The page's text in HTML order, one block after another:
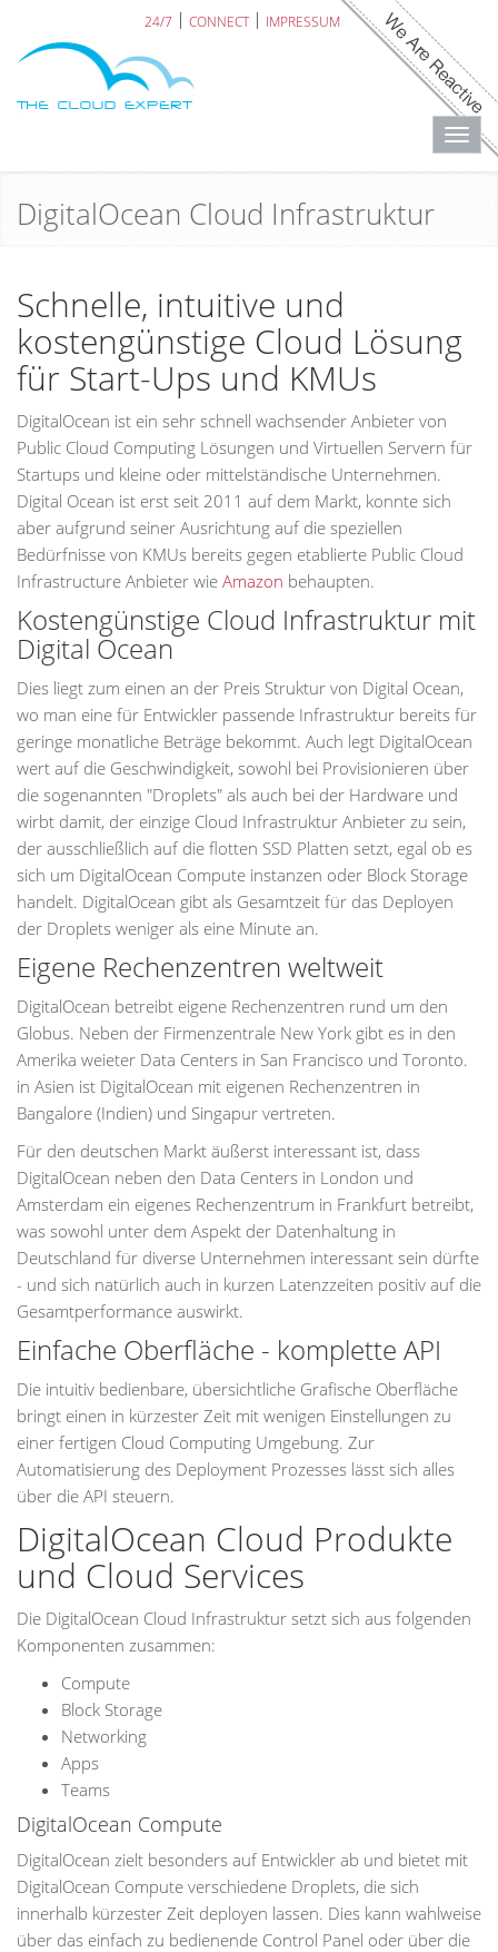
24/7 CONNECT IMPRESSUM
DigitalOcean Cloud Infrastruktur
Schnelle, intuitive und
kostengünstige Cloud Lösung
für Start-Ups und KMUs
DigitalOcean ist ein sehr schnell wachsender Anbieter von
Public Cloud Computing Lösungen und Virtuellen Servern für
Startups und kleine oder mittelständische Unternehmen.
Digital Ocean ist erst seit 2011 auf dem Markt, konnte sich
aber aufgrund seiner Ausrichtung auf die speziellen
Bedürfnisse von KMUs bereits gegen etablierte Public Cloud
Infrastructure Anbieter wie Amazon behaupten.
Kostengünstige Cloud Infrastruktur mit
Digital Ocean
Dies liegt zum einen an der Preis Struktur von Digital Ocean,
wo man eine für Entwickler passende Infrastruktur bereits für
geringe monatliche Beträge bekommt. Auch legt DigitalOcean
wert auf die Geschwindigkeit, sowohl bei Provisionieren über
die sogenannten "Droplets" als auch bei der Hardware und
wirbt damit, der einzige Cloud Infrastruktur Anbieter zu sein,
der ausschließlich auf die flotten SSD Platten setzt, egal ob es
sich um DigitalOcean Compute instanzen oder Block Storage
handelt. DigitalOcean gibt als Gesamtzeit für das Deployen
der Droplets weniger als eine Minute an.
Eigene Rechenzentren weltweit
DigitalOcean betreibt eigene Rechenzentren rund um den
Globus. Neben der Firmenzentrale New York gibt es in den
Amerika weieter Data Centers in San Francisco und Toronto.
in Asien ist DigitalOcean mit eigenen Rechenzentren in
Bangalore (Indien) und Singapur vertreten.
Für den deutschen Markt äußerst interessant ist, dass
DigitalOcean neben den Data Centers in London und
Amsterdam ein eigenes Rechenzentrum in Frankfurt betreibt,
was sowohl unter dem Aspekt der Datenhaltung in
Deutschland für diverse Unternehmen interessant sein dürfte
- und sich natürlich auch in kurzen Latenzzeiten positiv auf die
Gesamtperformance auswirkt.
Einfache Oberfläche - komplette API
Die intuitiv bedienbare, übersichtliche Grafische Oberfläche
bringt einen in kürzester Zeit mit wenigen Einstellungen zu
einer fertigen Cloud Computing Umgebung. Zur
Automatisierung des Deployment Prozesses lässt sich alles
über die API steuern.
DigitalOcean Cloud Produkte
und Cloud Services
Die DigitalOcean Cloud Infrastruktur setzt sich aus folgenden
Komponenten zusammen:
Compute
Block Storage
Networking
Apps
Teams
DigitalOcean Compute
DigitalOcean zielt besonders auf Entwickler ab und bietet mit
DigitalOcean Compute verschiedene Droplets, die sich
innerhalb kürzester Zeit deployen lassen. Dies kann wahlweise
über das einfach zu bedienende Control Panel oder über die